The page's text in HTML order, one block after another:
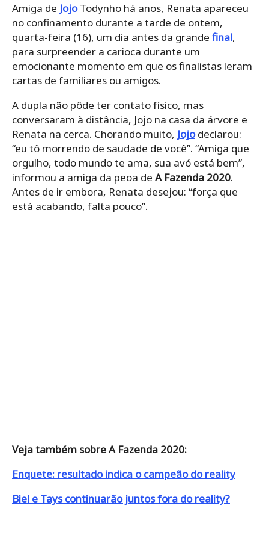
Amiga de JojoTodynho há anos, Renata apareceu
no confinamento durante a tarde de ontem,
quarta-feira (16), um dia antes da grande final,
para surpreender a carioca durante um
emocionante momento em que os finalistas leram
cartas de familiares ou amigos.
A dupla não pôde ter contato físico, mas
conversaram à distância, Jojo na casa da árvore e
Renata na cerca. Chorando muito, Jojodeclarou:
“eu tô morrendo de saudade de você”. “Amiga que
orgulho, todo mundo te ama, sua avó está bem”,
informou a amiga da peoa de A Fazenda 2020.
Antes de ir embora, Renata desejou: “força que
está acabando, falta pouco”.
Veja também sobre A Fazenda 2020:
Enquete: resultado indica o campeão do reality
Biel e Tays continuarão juntos fora do reality?